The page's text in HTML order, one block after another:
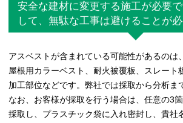
安全な建材に変更する施工が必要
して、無駄な工事は避けることが必
アスベストが含まれている可能性があるのは
屋根用カラーベスト、耐火被覆板、スレート
加工部位などです。弊社では採取から分析ま
なお、お客様が採取を行う場合は、任意の3
採取し、プラスチック袋に入れ密封し、貴社